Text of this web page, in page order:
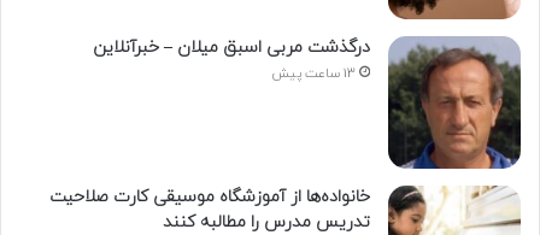
درگذشت مربی اسبق میلان – خبرآنلاین
13 ساعت پیش
خانواده‌ها از آموزشگاه موسیقی کارت صلاحیت
تدریس مدرس را مطالبه کنند